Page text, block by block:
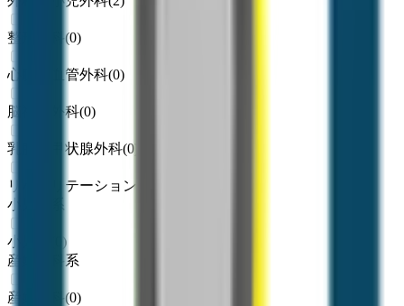
整形外科 (0)
心臓・血管外科(0)
脳神経外科(0)
乳腺・甲状腺外科(0
リハビリテーション科
小児科系
小児科
)
産婦人科系
産婦人科 (0)